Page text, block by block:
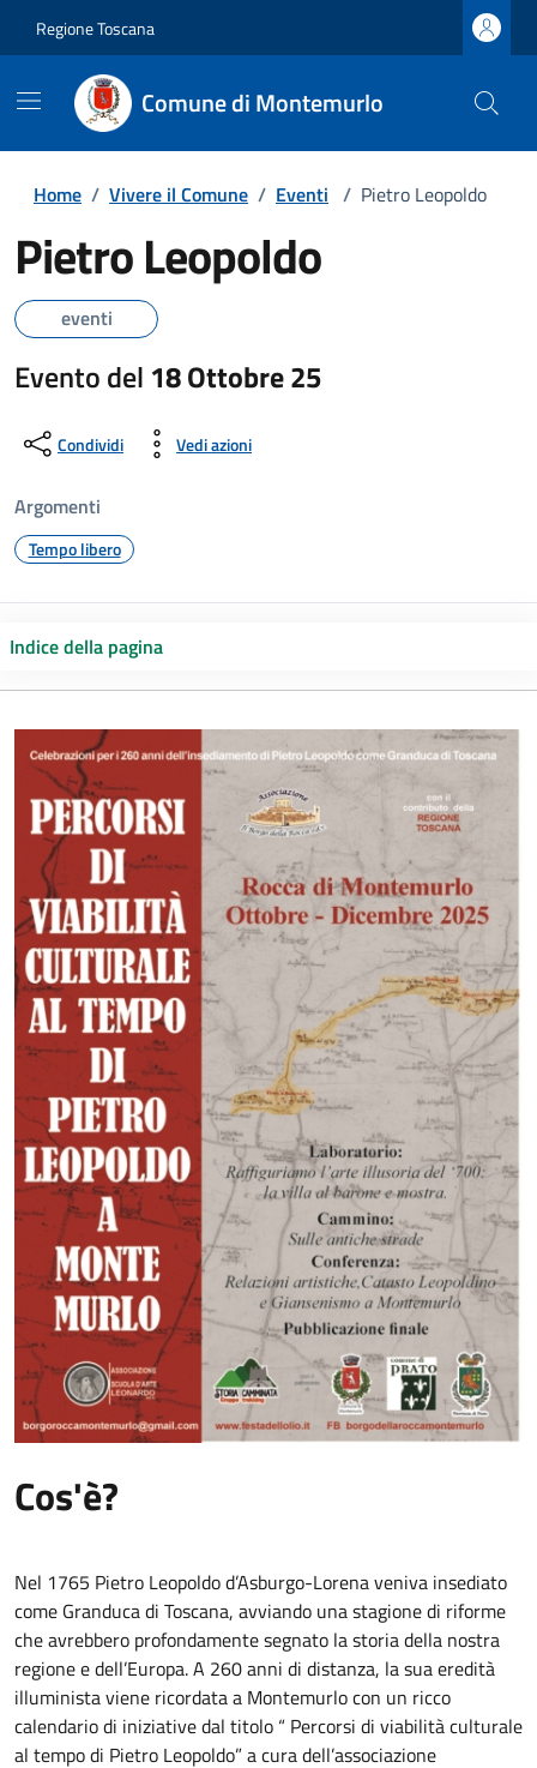
Regione Toscana
Comune di Montemurlo
Home / Vivere il Comune / Eventi / Pietro Leopoldo
Pietro Leopoldo
eventi
Evento del 18 Ottobre 25
Condividi Vedi azioni
Argomenti
Tempo libero
Indice della pagina
Cos'è?
Nel 1765 Pietro Leopoldo d’Asburgo-Lorena veniva insediato
come Granduca di Toscana, avviando una stagione di riforme
che avrebbero profondamente segnato la storia della nostra
regione e dell’Europa. A 260 anni di distanza, la sua eredità
illuminista viene ricordata a Montemurlo con un ricco
calendario di iniziative dal titolo “ Percorsi di viabilità culturale